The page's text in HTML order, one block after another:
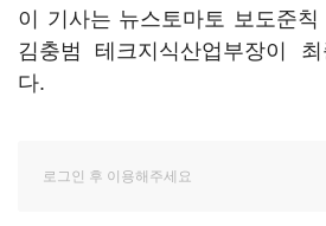
이 기사는 뉴스토마토 보도준
김충범 테크지식산업부장이 최
다.